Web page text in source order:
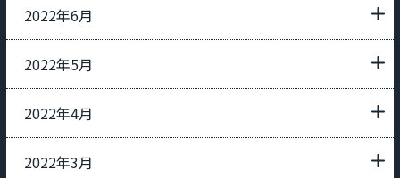
2022年6月
2022年5月
2022年4月
2022年3月